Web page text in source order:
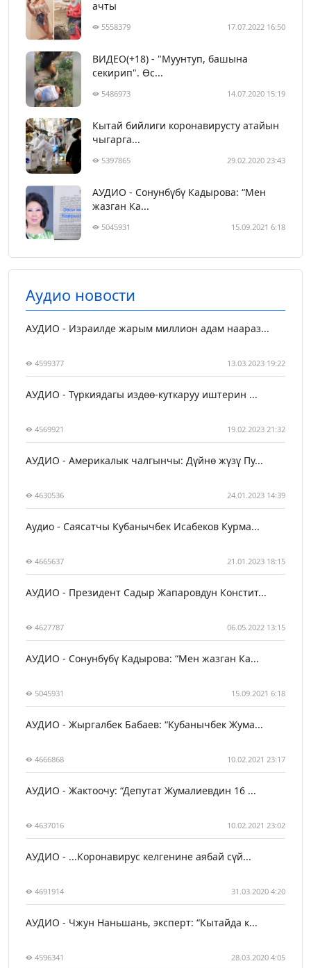
ачты
5558379 17.07.2022 16:50
ВИДЕО(+18) - "Муунтуп, башына
секирип". Өс...
5486973 14.07.2020 15:19
Кытай бийлиги коронавирусту атайын
чыгарга...
5397865 29.02.2020 23:43
АУДИО - Сонунбүбү Кадырова: “Мен
жазган Ка...
5045931 15.09.2021 6:18
Аудио новости
АУДИО - Израилде жарым миллион адам наараз...
4599377 13.03.2023 19:22
АУДИО - Түркиядагы издөө-куткаруу иштерин ...
4569921 19.02.2023 21:32
АУДИО - Америкалык чалгынчы: Дүйнө жүзү Пу...
4630536 24.01.2023 14:39
Аудио - Саясатчы Кубанычбек Исабеков Курма...
4665637 21.01.2023 18:15
АУДИО - Президент Садыр Жапаровдун Констит...
4627787 06.05.2022 13:15
АУДИО - Сонунбүбү Кадырова: “Мен жазган Ка...
5045931 15.09.2021 6:18
АУДИО - Жыргалбек Бабаев: “Кубанычбек Жума...
4666868 10.02.2021 23:17
АУДИО - Жактоочу: “Депутат Жумалиевдин 16 ...
4637016 10.02.2021 23:02
АУДИО - ...Коронавирус келгенине аябай сүй...
4691914 31.03.2020 4:20
АУДИО - Чжун Наньшань, эксперт: “Кытайда к...
4596341 28.03.2020 4:05